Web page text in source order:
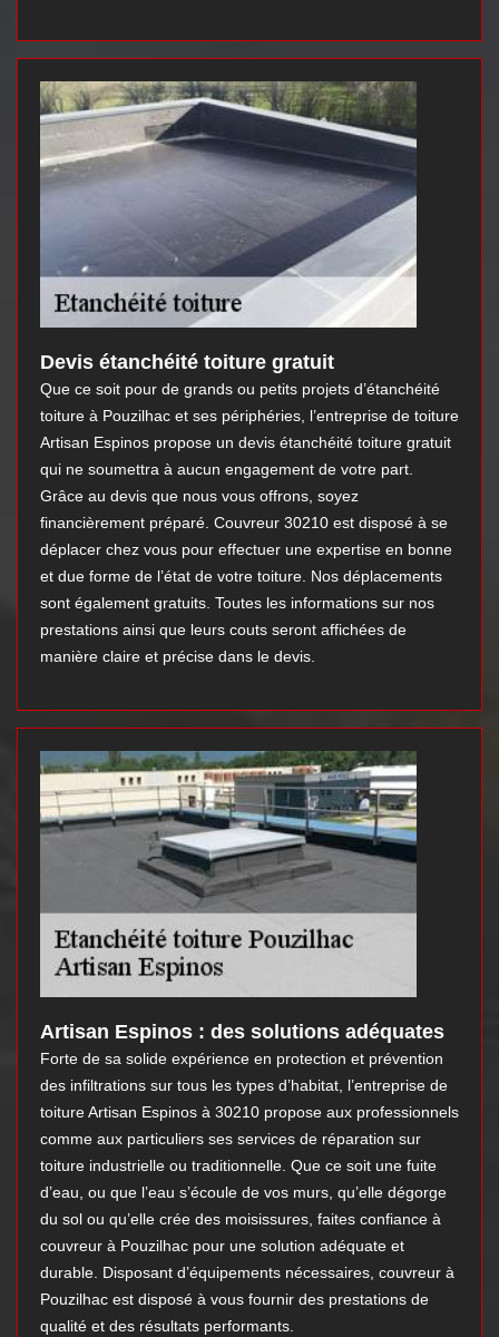
Devis étanchéité toiture gratuit
Que ce soit pour de grands ou petits projets d’étanchéité
toiture à Pouzilhac et ses périphéries, l’entreprise de toiture
Artisan Espinos propose un devis étanchéité toiture gratuit
qui ne soumettra à aucun engagement de votre part.
Grâce au devis que nous vous offrons, soyez
financièrement préparé. Couvreur 30210 est disposé à se
déplacer chez vous pour effectuer une expertise en bonne
et due forme de l’état de votre toiture. Nos déplacements
sont également gratuits. Toutes les informations sur nos
prestations ainsi que leurs couts seront affichées de
manière claire et précise dans le devis.
Artisan Espinos : des solutions adéquates
Forte de sa solide expérience en protection et prévention
des infiltrations sur tous les types d’habitat, l’entreprise de
toiture Artisan Espinos à 30210 propose aux professionnels
comme aux particuliers ses services de réparation sur
toiture industrielle ou traditionnelle. Que ce soit une fuite
d’eau, ou que l’eau s’écoule de vos murs, qu’elle dégorge
du sol ou qu’elle crée des moisissures, faites confiance à
couvreur à Pouzilhac pour une solution adéquate et
durable. Disposant d’équipements nécessaires, couvreur à
Pouzilhac est disposé à vous fournir des prestations de
qualité et des résultats performants.